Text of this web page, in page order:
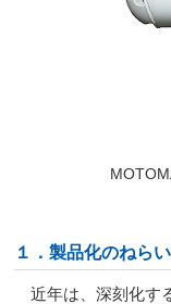
１．製品化のねらい
近年は、深刻化す